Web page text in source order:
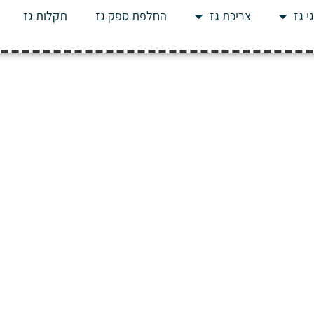
גז צריכת גז החלפת ספק גז תקלות גז